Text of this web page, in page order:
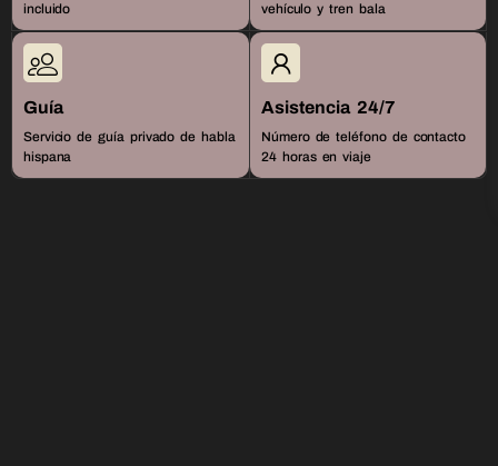
incluido
vehículo y tren bala
Guía
Servicio de guía privado de habla
hispana
Asistencia 24/7
Número de teléfono de contacto
24 horas en viaje